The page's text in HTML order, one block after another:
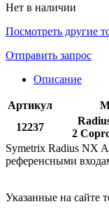
Нет в наличии
Посмотреть другие
Отправить запрос
Описание
Артикул
12237
2
Symetrix Radius NX
референсными
Указанные на сайте